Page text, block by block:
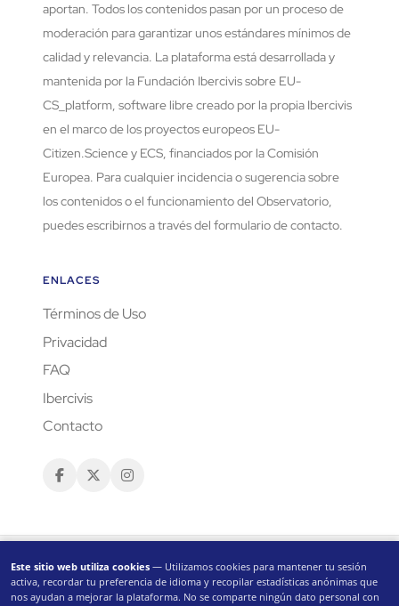
Este sitio web utiliza cookies — Utilizamos cookies para mantener tu sesión
activa, recordar tu preferencia de idioma y recopilar estadísticas anónimas que
nos ayudan a mejorar la plataforma. No se comparte ningún dato personal con
aportan. Todos los contenidos pasan por un proceso de
moderación para garantizar unos estándares mínimos de
calidad y relevancia. La plataforma está desarrollada y
mantenida por la Fundación Ibercivis sobre EU-
CS_platform, software libre creado por la propia Ibercivis
en el marco de los proyectos europeos EU-
Citizen.Science y ECS, financiados por la Comisión
Europea. Para cualquier incidencia o sugerencia sobre
los contenidos o el funcionamiento del Observatorio,
puedes escribirnos a través del formulario de contacto.
ENLACES
Términos de Uso
Privacidad
FAQ
Ibercivis
Contacto